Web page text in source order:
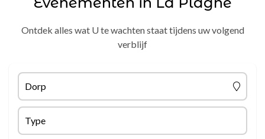
Ontdek alles wat U te wachten staat tijdens uw volgend
verblijf
Dorp
Type